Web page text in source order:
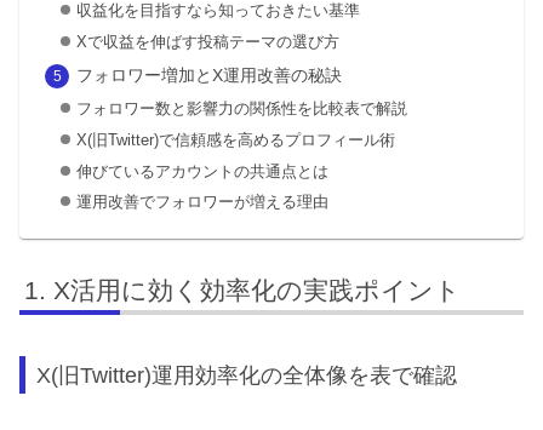
収益化を目指すなら知っておきたい基準
Xで収益を伸ばす投稿テーマの選び方
フォロワー増加とX運用改善の秘訣
フォロワー数と影響力の関係性を比較表で解説
X(旧Twitter)で信頼感を高めるプロフィール術
伸びているアカウントの共通点とは
運用改善でフォロワーが増える理由
X活用に効く効率化の実践ポイント
X(旧Twitter)運用効率化の全体像を表で確認